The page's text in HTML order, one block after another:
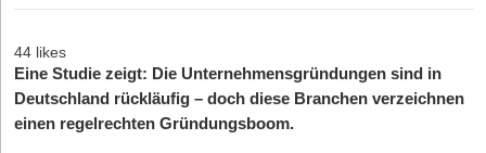
44 likes
Eine Studie zeigt: Die Unternehmensgründungen sind in
Deutschland rückläufig – doch diese Branchen verzeichnen
einen regelrechten Gründungsboom.